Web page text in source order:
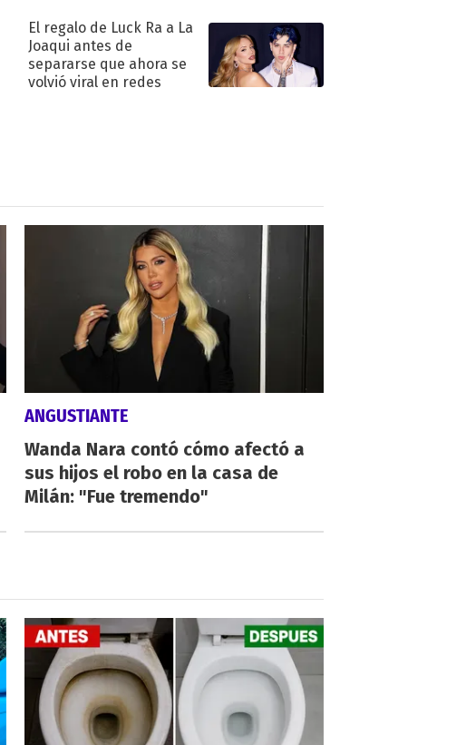
El regalo de Luck Ra a La
Joaqui antes de
separarse que ahora se
volvió viral en redes
ANGUSTIANTE
Wanda Nara contó cómo afectó a
sus hijos el robo en la casa de
Milán: "Fue tremendo"